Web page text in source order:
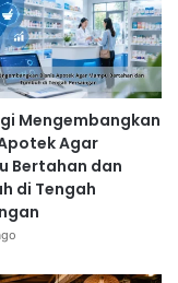
Mengembangkan
Agar
Bertahan dan
di Tengah